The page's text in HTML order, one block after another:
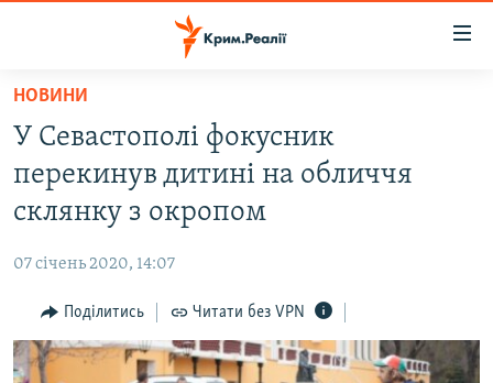
Перейти
основного
матеріалу
Перейти
до
основної
Перейти
до
пошуку
ВІДЕО ТА ФОТО
БЛОГИ
ПОГЛЯД
ІНТЕРВ'Ю
НОВИНИ
У Севастополі фокусник
перекинув дитині на обличчя
склянку з окропом
07 січень 2020, 14:07
Поділитись Читати без VPN